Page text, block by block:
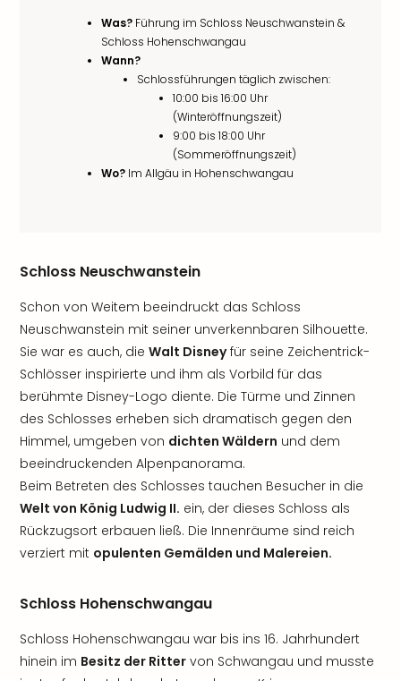
Was? Führung im Schloss Neuschwanstein &
Schloss Hohenschwangau
Wann?
Schlossführungen täglich zwischen:
10:00 bis 16:00 Uhr
(Winteröffnungszeit)
9:00 bis 18:00 Uhr
(Sommeröffnungszeit)
Wo? Im Allgäu in Hohenschwangau
Schloss Neuschwanstein
Schon von Weitem beeindruckt das Schloss
Neuschwanstein mit seiner unverkennbaren Silhouette.
Sie war es auch, die Walt Disneyfür seine Zeichentrick-
Schlösser inspirierte und ihm als Vorbild für das
berühmte Disney-Logo diente. Die Türme und Zinnen
des Schlosses erheben sich dramatisch gegen den
Himmel, umgeben von dichten Wäldern und dem
beeindruckenden Alpenpanorama.
Beim Betreten des Schlosses tauchen Besucher in die
Welt von König Ludwig II. ein, der dieses Schloss als
Rückzugsort erbauen ließ. Die Innenräume sind reich
verziert mit opulenten Gemälden und Malereien.
Schloss Hohenschwangau
Schloss Hohenschwangau war bis ins 16. Jahrhundert
hinein im Besitz der Ritter von Schwangau und musste